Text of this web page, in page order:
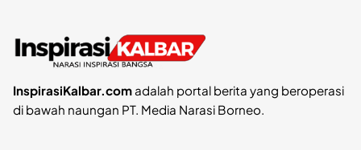
InspirasiKalbar.comadalah portal berita yang beroperasi
di bawah naungan PT. Media Narasi Borneo.